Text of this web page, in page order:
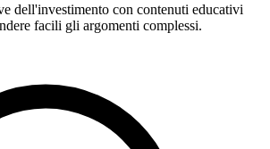
dell'investimento con contenuti educativi
facili gli argomenti complessi.